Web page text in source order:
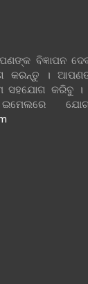
ବିଜ୍ଞାପନ
କରନ୍ତୁ ।
ସହଯୋଗ କରିବୁ
ଇମେଲରେ